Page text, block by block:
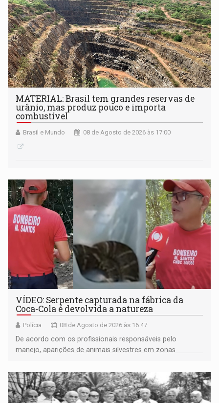
MATERIAL: Brasil tem grandes reservas de
urânio, mas produz pouco e importa
combustível
Brasil e Mundo 08 de Agosto de 2026 às 17:00
VÍDEO: Serpente capturada na fábrica da
Coca-Cola é devolvida a natureza
Polícia 08 de Agosto de 2026 às 16:47
De acordo com os profissionais responsáveis pelo
manejo, aparições de animais silvestres em zonas